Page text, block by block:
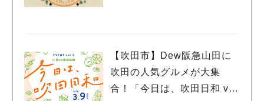
【吹田市】Dew阪急山田に
吹田の人気グルメが大集
合！「今日は、吹田日和 vo